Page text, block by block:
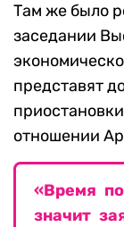
Там же было
заседании
представят
отношении
«Время
значит